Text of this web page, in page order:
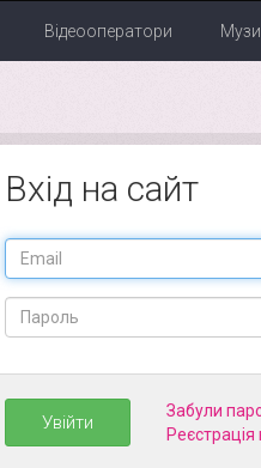
Відеооператори
Вхід на сайт
Увійти
Забули